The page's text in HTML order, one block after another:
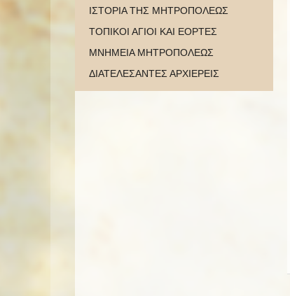
ΙΣΤΟΡΙΑ ΤΗΣ ΜΗΤΡΟΠΟΛΕΩΣ
ΤΟΠΙΚΟΙ ΑΓΙΟΙ ΚΑΙ ΕΟΡΤΕΣ
ΜΝΗΜΕΙΑ ΜΗΤΡΟΠΟΛΕΩΣ
ΔΙΑΤΕΛΕΣΑΝΤΕΣ ΑΡΧΙΕΡΕΙΣ